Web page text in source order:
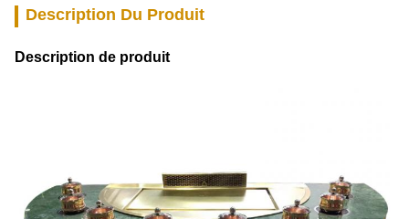
Description Du Produit
Description de produit